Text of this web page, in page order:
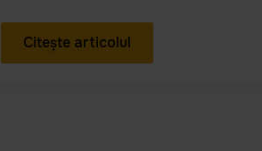
Citește articolul